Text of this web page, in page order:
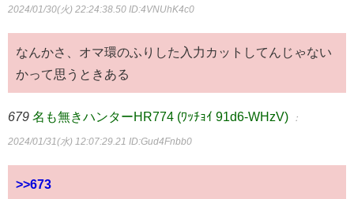
2024/01/30(火) 22:24:38.50 ID:4VNUhK4c0
なんかさ、オマ環のふりした入力カットしてんじゃない
かって思うときある
679 名も無きハンターHR774 (ﾜｯﾁｮｲ 91d6-WHzV) ：
2024/01/31(水) 12:07:29.21 ID:Gud4Fnbb0
>>673